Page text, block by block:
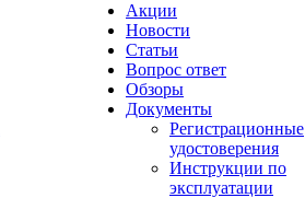
Акции
Новости
Статьи
Вопрос ответ
Обзоры
Документы
Регистрационные
удостоверения
Инструкции по
эксплуатации